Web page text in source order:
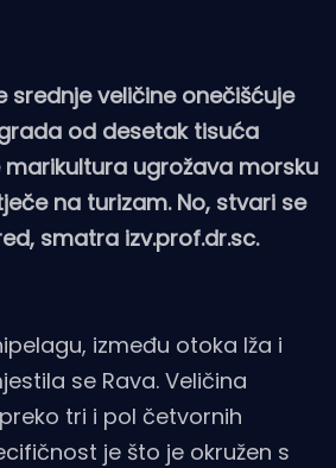
srednje veličine onečišćuje
od desetak tisuća
marikultura ugrožava morsku
na turizam. No, stvari se
smatra izv.prof.dr.sc.
između otoka Iža i
se Rava. Veličina
tri i pol četvornih
je što je okružen s